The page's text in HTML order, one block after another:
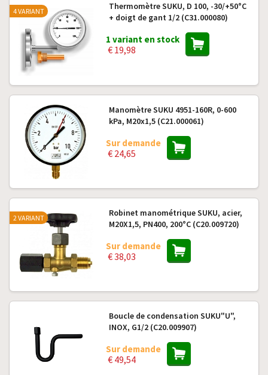
Thermomètre SUKU, D 100, -30/+50°C
+ doigt de gant 1/2 (C31.000080)
1 variant en stock
€ 19,98
4 VARIANT
Manomètre SUKU 4951-160R, 0-600
kPa, M20x1,5 (C21.000061)
Sur demande
€ 24,65
Robinet manométrique SUKU, acier,
M20X1,5, PN400, 200°C (C20.009720)
Sur demande
€ 38,03
2 VARIANT
Boucle de condensation SUKU"U",
INOX, G1/2 (C20.009907)
Sur demande
€ 49,54